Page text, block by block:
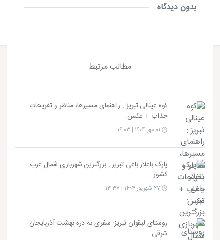
بدون دیدگاه
مطالب مرتبط
کوه عینالی تبریز : راهنمای مسیرها، مناظر و تفریحات
جذاب + عکس
پارک باغلار باغی تبریز : بزرگترین شهربازی شمال غرب
کشور
روستای لیقوان تبریز: سفری به دره بهشت آذربایجان
شرقی